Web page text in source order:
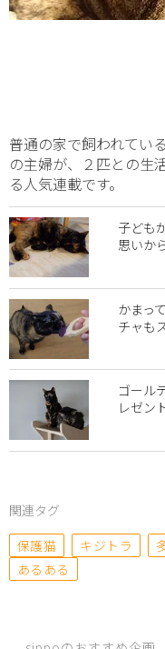
普通の家で飼われてい
の主婦が、２匹との生
る人気連載です。
子ども
思いか
かまっ
チャも
ゴール
レゼン
関連タグ
保護猫
キジトラ
あるある